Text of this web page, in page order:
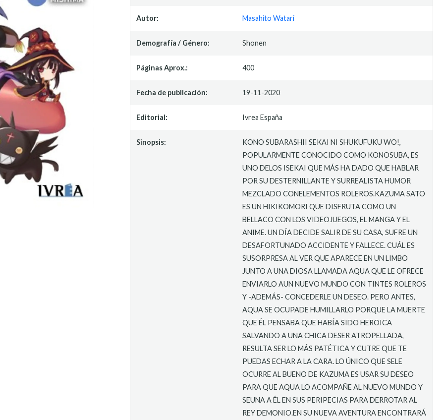
Autor: Masahito Watari
Demografía / Género: Shonen
Páginas Aprox.: 400
Fecha de publicación: 19-11-2020
Editorial: Ivrea España
Sinopsis:
KONO SUBARASHII SEKAI NI SHUKUFUKU WO!,
POPULARMENTE CONOCIDO COMO KONOSUBA, ES
UNO DELOS ISEKAI QUE MÁS HA DADO QUE HABLAR
POR SU DESTERNILLANTE Y SURREALISTA HUMOR
MEZCLADO CONELEMENTOS ROLEROS.KAZUMA SATO
ES UN HIKIKOMORI QUE DISFRUTA COMO UN
BELLACO CON LOS VIDEOJUEGOS, EL MANGA Y EL
ANIME. UN DÍA DECIDE SALIR DE SU CASA, SUFRE UN
DESAFORTUNADO ACCIDENTE Y FALLECE. CUÁL ES
SUSORPRESA AL VER QUE APARECE EN UN LIMBO
JUNTO A UNA DIOSA LLAMADA AQUA QUE LE OFRECE
ENVIARLO AUN NUEVO MUNDO CON TINTES ROLEROS
Y -ADEMÁS- CONCEDERLE UN DESEO. PERO ANTES,
AQUA SE OCUPADE HUMILLARLO PORQUE LA MUERTE
QUE ÉL PENSABA QUE HABÍA SIDO HEROICA
SALVANDO A UNA CHICA DESER ATROPELLADA,
RESULTA SER LO MÁS PATÉTICA Y CUTRE QUE TE
PUEDAS ECHAR A LA CARA. LO ÚNICO QUE SELE
OCURRE AL BUENO DE KAZUMA ES USAR SU DESEO
PARA QUE AQUA LO ACOMPAÑE AL NUEVO MUNDO Y
SEUNA A ÉL EN SUS PERIPECIAS PARA DERROTAR AL
REY DEMONIO.EN SU NUEVA AVENTURA ENCONTRARÁ